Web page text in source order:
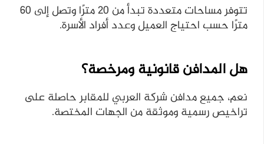
تتوفر مساحات متعددة تبدأ من 20 مترًا وتصل إلى 60
مترًا حسب احتياج العميل وعدد أفراد الأسرة.
هل المدافن قانونية ومرخصة؟
نعم، جميع مدافن شركة العربي للمقابر حاصلة على
تراخيص رسمية وموثقة من الجهات المختصة.